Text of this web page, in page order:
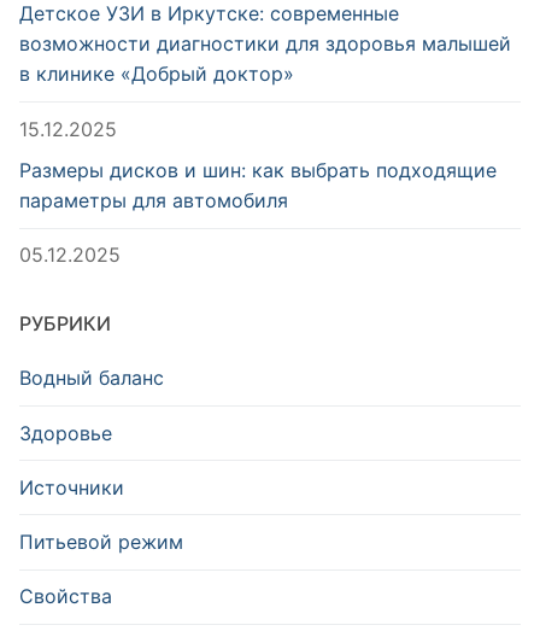
Детское УЗИ в Иркутске: современные
возможности диагностики для здоровья малышей
в клинике «Добрый доктор»
15.12.2025
Размеры дисков и шин: как выбрать подходящие
параметры для автомобиля
05.12.2025
РУБРИКИ
Водный баланс
Здоровье
Источники
Питьевой режим
Свойства